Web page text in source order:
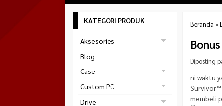
Beranda »
Diposting
ni waktu
Survivor™
membeli
KATEGORI PRODUK
Aksesories
Bracket Monitor
Blog
Case
Gaming
Custom PC
Black Strike
Drive